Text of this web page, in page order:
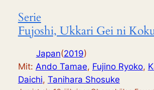
Serie
Fujoshi, Ukkari Gei ni
Japan(2019)
Mit: Ando Tamae, Fujino Ryoko,
Daichi, Tanihara Shosuke